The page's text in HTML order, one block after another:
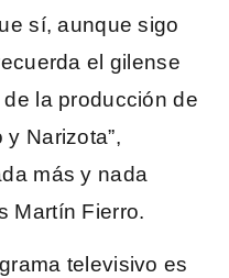
sí, aunque sigo
el gilense
la producción de
Narizota”,
más y nada
Martín Fierro.
televisivo es